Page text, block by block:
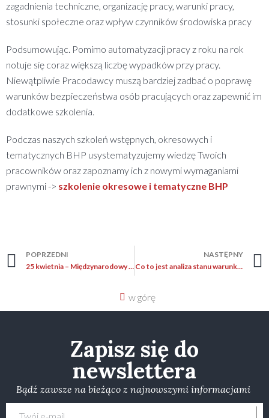
zagadnienia techniczne, organizację pracy, warunki pracy,
stosunki społeczne oraz wpływ czynników środowiska pracy
Podsumowując. Pomimo automatyzacji pracy z roku na rok
notuje się coraz większą liczbę wypadków przy pracy.
Niewątpliwie Pracodawcy muszą bardziej zadbać o poprawę
warunków bezpieczeństwa osób pracujących oraz zapewnić im
dodatkowe szkolenia.
Podczas naszych szkoleń wstępnych, okresowych i
tematycznych BHP usystematyzujemy wiedzę Twoich
pracowników oraz zapoznamy ich z nowymi wymaganiami
prawnymi -> szkolenie okresowe i tematyczne BHP
POPRZEDNI
25 kwietnia – Międzynarodowy Dzień Świadomości Zagrożenia Hałasem
NASTĘPNY
Co to jest analiza stanu warunków pracy, co musi zawierać i jak często trzeba ją przeprowadzać?
w górę
Zapisz się do
newslettera
Bądź zawsze na bieżąco z najnowszymi informacjami